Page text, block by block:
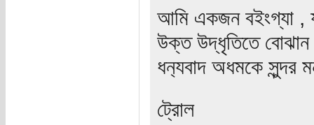
আমি একজন বইংগ্যা ,
উক্ত উদ্ধৃতিতে
ধন‌্যবাদ অধমকে সুন্দর
ট্রোল